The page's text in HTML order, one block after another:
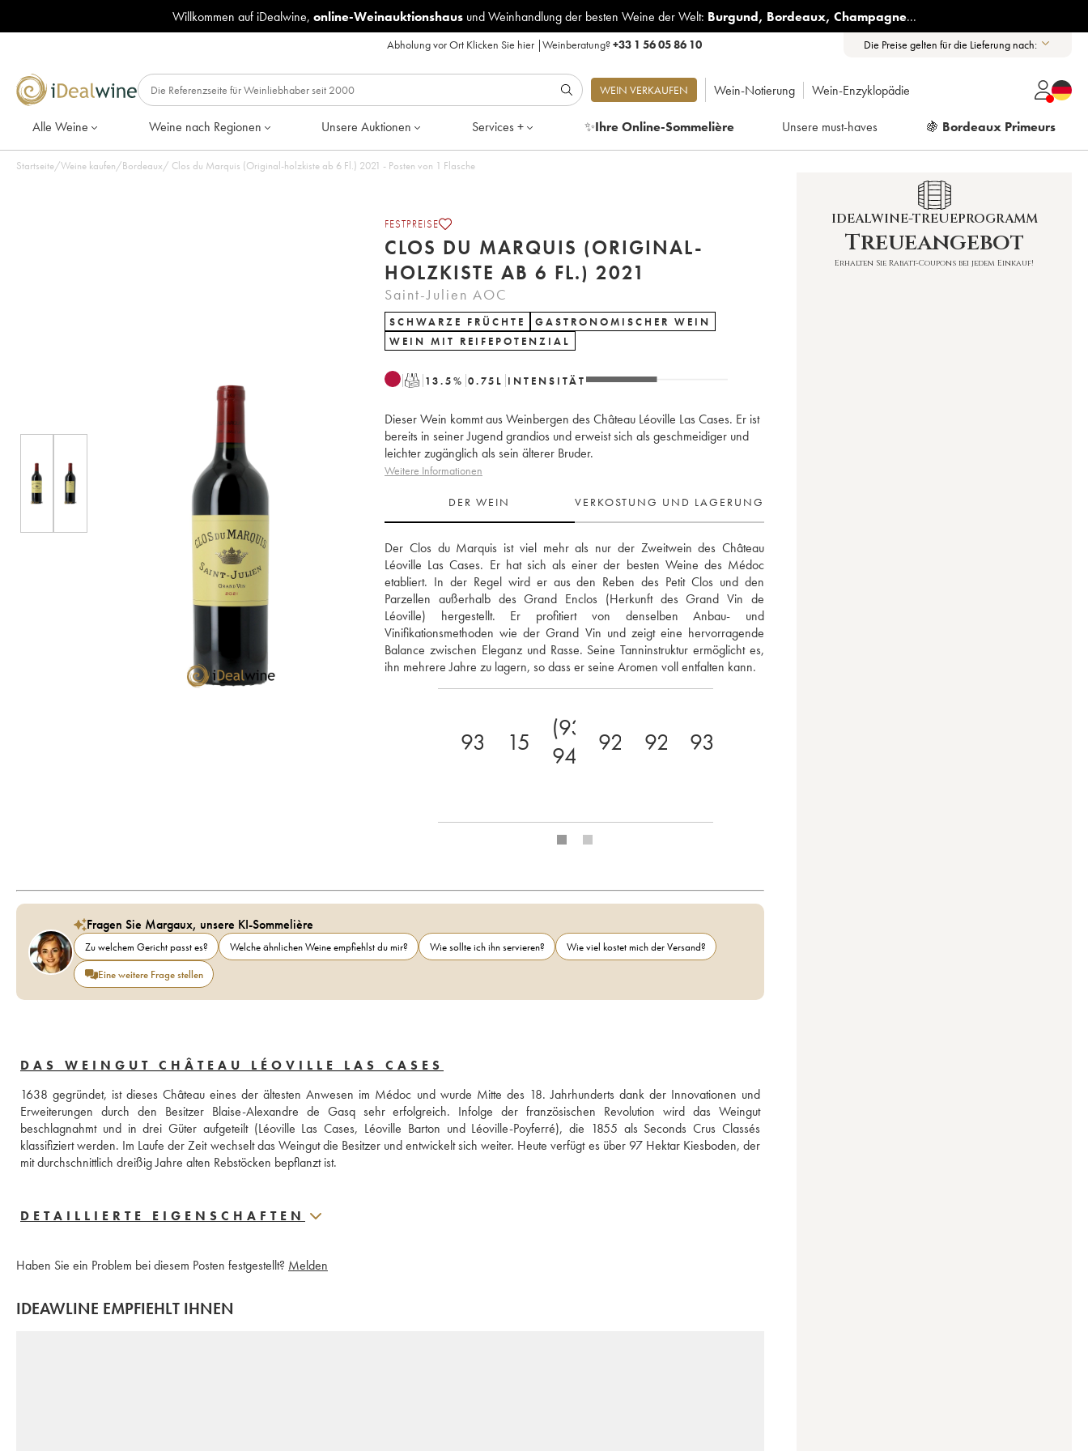
Willkommen auf iDealwine, online-Weinauktionshausund Weinhandlung der besten Weine der Welt: Burgund, Bordeaux, Champagne...
Abholung vor Ort Klicken Sie hier|Weinberatung?+33 1 56 05 86 10 Die Preise gelten für die Lieferung nach:
WEIN VERKAUFEN Wein-Notierung Wein-Enzyklopädie
Alle Weine Weine nach Regionen Unsere Auktionen Services + ✨Ihre Online-Sommelière Unsere must-haves 🍇 Bordeaux Primeurs
Startseite/Weine kaufen/Bordeaux/ Clos du Marquis (Original-holzkiste ab 6 Fl.) 2021 - Posten von 1 Flasche
FESTPREISE
CLOS DU MARQUIS (ORIGINAL-
HOLZKISTE AB 6 FL.) 2021
Saint-Julien AOC
SCHWARZE FRÜCHTE
GASTRONOMISCHER WEIN
WEIN MIT REIFEPOTENZIAL
T 13.5% 0.75 L INTENSITÄT
Dieser Wein kommt aus Weinbergen des Château Léoville Las Cases. Er ist
bereits in seiner Jugend grandios und erweist sich als geschmeidiger und
leichter zugänglich als sein älterer Bruder.
Weitere Informationen
DER WEIN VERKOSTUNG UND LAGERUNG
Der Clos du Marquis ist viel mehr als nur der Zweitwein des Château
Léoville Las Cases. Er hat sich als einer der besten Weine des Médoc
etabliert. In der Regel wird er aus den Reben des Petit Clos und den
Parzellen außerhalb des Grand Enclos (Herkunft des Grand Vin de
Léoville) hergestellt. Er profitiert von denselben Anbau- und
Vinifikationsmethoden wie der Grand Vin und zeigt eine hervorragende
Balance zwischen Eleganz und Rasse. Seine Tanninstruktur ermöglicht es,
ihn mehrere Jahre zu lagern, so dass er seine Aromen voll entfalten kann.
93 15.5
(93-
94)
92 92 93
Fragen Sie Margaux, unsere KI-Sommelière
Zu welchem Gericht passt es? Welche ähnlichen Weine empfiehlst du mir? Wie sollte ich ihn servieren?
Wie viel kostet mich der Versand?
Eine weitere Frage stellen
DAS WEINGUT CHÂTEAU LÉOVILLE LAS CASES
1638 gegründet, ist dieses Château eines der ältesten Anwesen im Médoc und wurde Mitte des 18. Jahrhunderts dank der Innovationen und
Erweiterungen durch den Besitzer Blaise-Alexandre de Gasq sehr erfolgreich. Infolge der französischen Revolution wird das Weingut
beschlagnahmt und in drei Güter aufgeteilt (Léoville Las Cases, Léoville Barton und Léoville-Poyferré), die 1855 als Seconds Crus Classés
klassifiziert werden. Im Laufe der Zeit wechselt das Weingut die Besitzer und entwickelt sich weiter. Heute verfügt es über 97 Hektar Kiesboden, der
mit durchschnittlich dreißig Jahre alten Rebstöcken bepflanzt ist.
DETAILLIERTE EIGENSCHAFTEN
Haben Sie ein Problem bei diesem Posten festgestellt? Melden
IDEAWLINE EMPFIEHLT IHNEN
IDEALWINE-TREUEPROGRAMM
Treueangebot
Erhalten Sie Rabatt-Coupons bei jedem Einkauf!